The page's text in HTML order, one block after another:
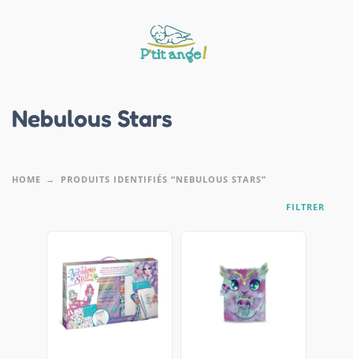
Nebulous Stars
HOME PRODUITS IDENTIFIÉS “NEBULOUS STARS”
FILTRER